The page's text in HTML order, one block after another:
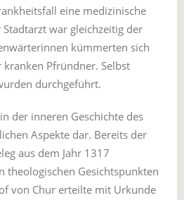
eine medizinische
war gleichzeitig der
kümmerten sich
Pfründner. Selbst
durchgeführt.
der inneren Geschichte des
Aspekte dar. Bereits der
aus dem Jahr 1317
theologischen Gesichtspunkten
von Chur erteilte mit Urkunde